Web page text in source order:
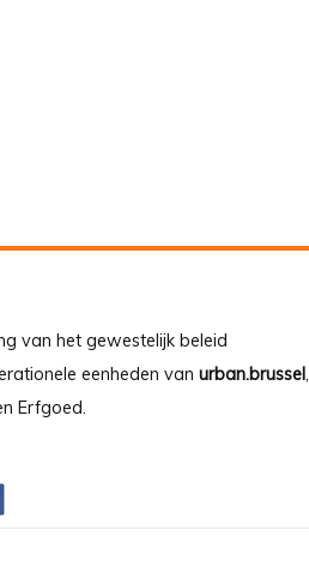
van het gewestelijk beleid
eenheden van urban.brussel,
Erfgoed.